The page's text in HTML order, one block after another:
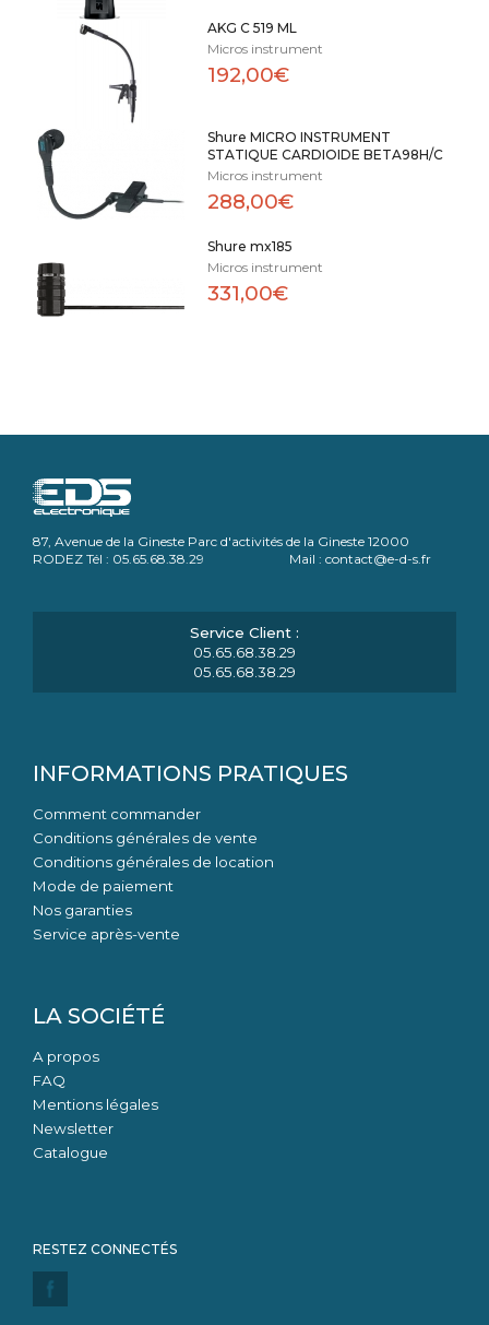
AKG C 519 ML
Micros instrument
192,00€
Shure MICRO INSTRUMENT
STATIQUE CARDIOIDE BETA98H/C
Micros instrument
288,00€
Shure mx185
Micros instrument
331,00€
87, Avenue de la Gineste Parc d'activités de la Gineste 12000
RODEZ Tél : 05.65.68.38.29 Mail : contact@e-d-s.fr
05.65.68.38.29
05.65.68.38.29
INFORMATIONS PRATIQUES
Comment commander
Conditions générales de vente
Conditions générales de location
Mode de paiement
Nos garanties
Service après-vente
LA SOCIÉTÉ
A propos
FAQ
Mentions légales
Newsletter
Catalogue